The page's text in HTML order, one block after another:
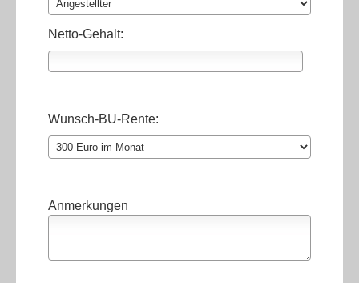
Netto-Gehalt:
Wunsch-BU-Rente:
Anmerkungen